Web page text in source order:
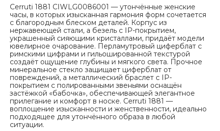
Cerruti 1881 CIWLG0086001 — утончённые женские
часы, в которых изысканная гармония форм сочетается
с благородным блеском деталей. Корпус из
нержавеющей стали, а безель с IP-покрытием,
украшенный сияющими кристаллами, придаёт модели
ювелирное очарование. Перламутровый циферблат с
римскими цифрами и гильошированной текстурой
создаёт ощущение глубины и мягкого света. Прочное
минеральное стекло защищает циферблат от
повреждений, а металлический браслет с IP-
покрытием с полированными звеньями оснащён
застёжкой «бабочка», обеспечивающей элегантное
прилегание и комфорт в носке. Cerruti 1881 —
воплощение изысканности и женственности, идеально
подходящее для утончённого образа в любой
ситуации.